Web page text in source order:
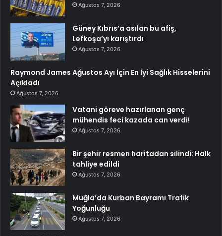
Ağustos 7, 2026
Güney Kıbrıs’a asılan bu afiş,
Lefkoşa’yı karıştırdı
Ağustos 7, 2026
Raymond James Ağustos Ayı İçin En İyi Sağlık Hisselerini
Açıkladı
Ağustos 7, 2026
Vatani göreve hazırlanan genç
mühendis feci kazada can verdi!
Ağustos 7, 2026
Bir şehir resmen haritadan silindi: Halk
tahliye edildi
Ağustos 7, 2026
Muğla’da Kurban Bayramı Trafik
Yoğunluğu
Ağustos 7, 2026